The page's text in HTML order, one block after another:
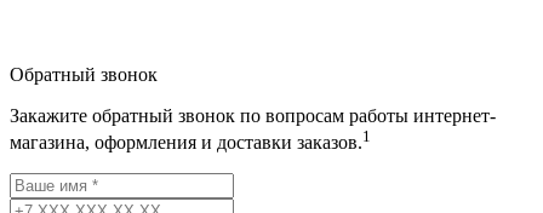
Обратный звонок
Закажите обратный звонок по вопросам работы интернет-
магазина, оформления и доставки заказов.1